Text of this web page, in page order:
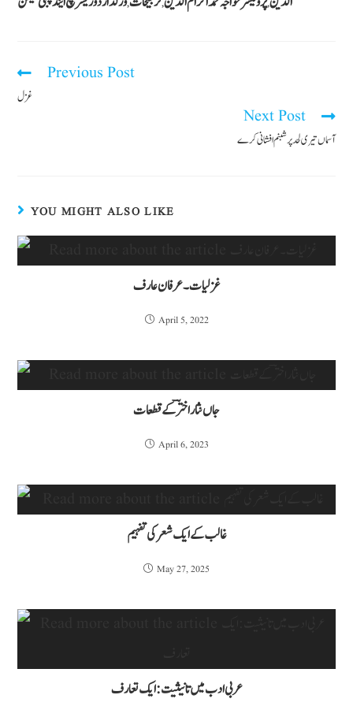
,
,
,
Previous Post
غزل
Next Post
آسماں تیری لحد پر شبنم افشانی کرے
YOU MIGHT ALSO LIKE
غزلیات۔ عرفان عارف
April 5, 2022
جاں نثار اخترؔکے قطعات
April 6, 2023
غالب کے ایک شعر کی تفہیم
May 27, 2025
عربی ادب میں تانیثیت :ایک تعارف